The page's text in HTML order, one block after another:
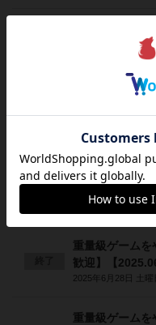
歓迎】【
2025年3月16日 日曜
終了
歓迎】【
2025年4月26日 土曜
重量級ゲームを
2025年5月31日 土曜
重量級ゲーム
歓迎】【
2025年6月28日 土曜
重量級ゲーム